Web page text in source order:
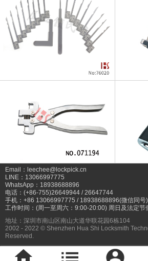
Email：leechee@lockpick.cn
LINE：13066997775
WhatsApp：18938688896
电话：(+86-755)26649944 / 26647744
手机：+86 13066997775 / 18938688896(微信同号)
工作时间：(周一至周六：9:00-20:00) 周日及法定节
地址：深圳市南山区南山大道华联花园6栋104
2002 - 2022 © Shenzhen Hua Shi Locksmith
Reserved.